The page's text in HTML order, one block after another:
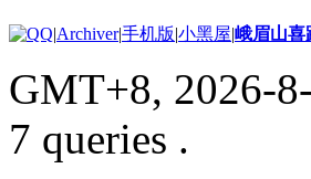
|Archiver|手机版|小黑屋|峨眉山喜
GMT+8, 2026-
7 queries .